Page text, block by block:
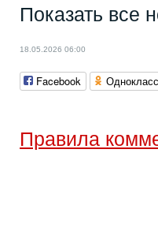
Показать все
18.05.2026 06:00
Facebook
Правила